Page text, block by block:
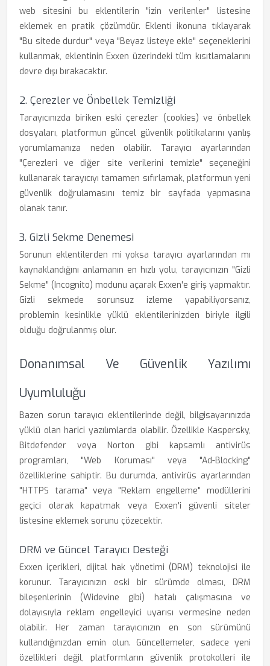
web sitesini bu eklentilerin "izin verilenler" listesine
eklemek en pratik çözümdür. Eklenti ikonuna tıklayarak
"Bu sitede durdur" veya "Beyaz listeye ekle" seçeneklerini
kullanmak, eklentinin Exxen üzerindeki tüm kısıtlamalarını
devre dışı bırakacaktır.
2. Çerezler ve Önbellek Temizliği
Tarayıcınızda biriken eski çerezler (cookies) ve önbellek
dosyaları, platformun güncel güvenlik politikalarını yanlış
yorumlamanıza neden olabilir. Tarayıcı ayarlarından
"Çerezleri ve diğer site verilerini temizle" seçeneğini
kullanarak tarayıcıyı tamamen sıfırlamak, platformun yeni
güvenlik doğrulamasını temiz bir sayfada yapmasına
olanak tanır.
3. Gizli Sekme Denemesi
Sorunun eklentilerden mi yoksa tarayıcı ayarlarından mı
kaynaklandığını anlamanın en hızlı yolu, tarayıcınızın "Gizli
Sekme" (Incognito) modunu açarak Exxen'e giriş yapmaktır.
Gizli sekmede sorunsuz izleme yapabiliyorsanız,
problemin kesinlikle yüklü eklentilerinizden biriyle ilgili
olduğu doğrulanmış olur.
Donanımsal Ve Güvenlik Yazılımı
Uyumluluğu
Bazen sorun tarayıcı eklentilerinde değil, bilgisayarınızda
yüklü olan harici yazılımlarda olabilir. Özellikle Kaspersky,
Bitdefender veya Norton gibi kapsamlı antivirüs
programları, "Web Koruması" veya "Ad-Blocking"
özelliklerine sahiptir. Bu durumda, antivirüs ayarlarından
"HTTPS tarama" veya "Reklam engelleme" modüllerini
geçici olarak kapatmak veya Exxen'i güvenli siteler
listesine eklemek sorunu çözecektir.
DRM ve Güncel Tarayıcı Desteği
Exxen içerikleri, dijital hak yönetimi (DRM) teknolojisi ile
korunur. Tarayıcınızın eski bir sürümde olması, DRM
bileşenlerinin (Widevine gibi) hatalı çalışmasına ve
dolayısıyla reklam engelleyici uyarısı vermesine neden
olabilir. Her zaman tarayıcınızın en son sürümünü
kullandığınızdan emin olun. Güncellemeler, sadece yeni
özellikleri değil, platformların güvenlik protokolleri ile